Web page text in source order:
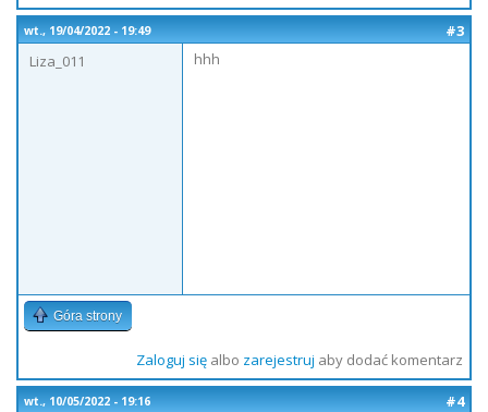
wt., 19/04/2022 - 19:49
#3
Liza_011
hhh
Góra strony
Zaloguj sięalbo zarejestruj aby dodać komentarz
wt., 10/05/2022 - 19:16
#4